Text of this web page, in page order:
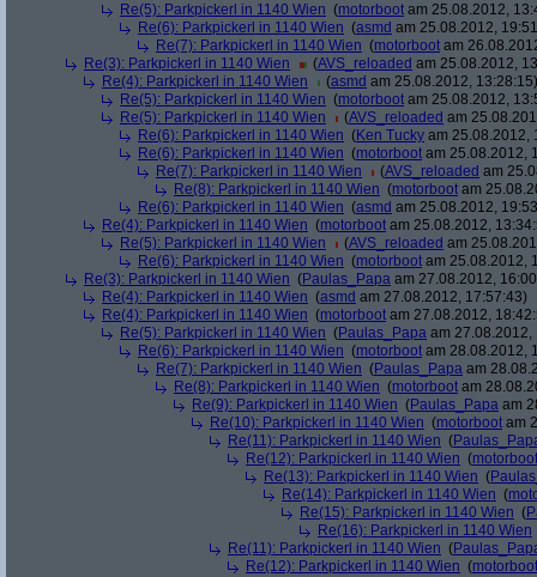
Re(5): Parkpickerl in 1140 Wien (motorboot am 25.08.2012,
Re(6): Parkpickerl in 1140 Wien (asmd am 25.08.2012,
Re(7): Parkpickerl in 1140 Wien (motorboot am
Re(3): Parkpickerl in 1140 Wien
(AVS_reloaded am 25.08.2012,
Re(4): Parkpickerl in 1140 Wien
(asmd am 25.08.2012, 13:28:15)
Re(5): Parkpickerl in 1140 Wien (motorboot am 25.08.2012,
Re(5): Parkpickerl in 1140 Wien
(AVS_reloaded am
Re(6): Parkpickerl in 1140 Wien (Ken Tucky am 25.08.2012,
Re(6): Parkpickerl in 1140 Wien (motorboot am 25.08.2012,
Re(7): Parkpickerl in 1140 Wien
(AVS_reloaded am
Re(8): Parkpickerl in 1140 Wien (motorboot am
Re(6): Parkpickerl in 1140 Wien (asmd am 25.08.2012,
Re(4): Parkpickerl in 1140 Wien (motorboot am 25.08.2012,
Re(5): Parkpickerl in 1140 Wien
(AVS_reloaded am
Re(6): Parkpickerl in 1140 Wien (motorboot am 25.08.2012,
Re(3): Parkpickerl in 1140 Wien (Paulas_Papa am 27.08.2012,
Re(4): Parkpickerl in 1140 Wien (asmd am 27.08.2012, 17:57:43)
Re(4): Parkpickerl in 1140 Wien (motorboot am 27.08.2012,
Re(5): Parkpickerl in 1140 Wien (Paulas_Papa am 27.08.2012,
Re(6): Parkpickerl in 1140 Wien (motorboot am 28.08.2012,
Re(7): Parkpickerl in 1140 Wien (Paulas_Papa am
Re(8): Parkpickerl in 1140 Wien (motorboot am
Re(9): Parkpickerl in 1140 Wien (Paulas_Papa am
Re(10): Parkpickerl in 1140 Wien (motorboot am
Re(11): Parkpickerl in 1140 Wien (
Re(12): Parkpickerl in 1140 Wien (motorboot
Re(13): Parkpickerl in 1140 Wien (
Re(14): Parkpickerl in 1140 Wien (
Re(15): Parkpickerl in 1140 Wien (
Re(16): Parkpickerl in 1140 Wien
Re(11): Parkpickerl in 1140 Wien (
Re(12): Parkpickerl in 1140 Wien (motorboot